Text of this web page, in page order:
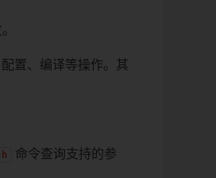
置、编译等操作。其
命令查询支持的参